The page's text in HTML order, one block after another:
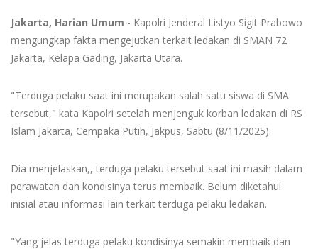
Jakarta, Harian Umum - Kapolri Jenderal Listyo Sigit Prabowo
mengungkap fakta mengejutkan terkait ledakan di SMAN 72
Jakarta, Kelapa Gading, Jakarta Utara.
"Terduga pelaku saat ini merupakan salah satu siswa di SMA
tersebut," kata Kapolri setelah menjenguk korban ledakan di RS
Islam Jakarta, Cempaka Putih, Jakpus, Sabtu (8/11/2025).
Dia menjelaskan,, terduga pelaku tersebut saat ini masih dalam
perawatan dan kondisinya terus membaik. Belum diketahui
inisial atau informasi lain terkait terduga pelaku ledakan.
"Yang jelas terduga pelaku kondisinya semakin membaik dan